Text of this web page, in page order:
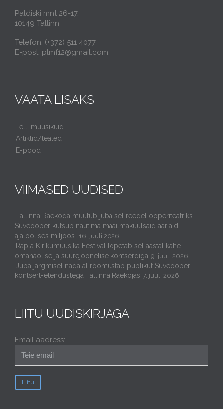
Paldiski mnt 26-17,
10149 Tallinn
Telefon: (+372) 511 4077
E-post: plmf12@gmail.com
VAATA LISAKS
Telli muusikuid
Artiklid/teated
E-pood
VIIMASED UUDISED
Tallinna Raekoda muutub juba sel reedel ooperiteatriks –
Suveooper kutsub nautima maailmakuulsaid aariaid
ajaloolises miljöös. 16. juuli 2026
Rapla Kirikumuusika Festival lõpetab sel aastal kahe
omanäolise ja suurejoonelise kontserdiga 9. juuli 2026
Juba järgmisel nädalal rõõmustab publikut Suveooper
kontsert-etendustega Tallinna Raekojas 7. juuli 2026
LIITU UUDISKIRJAGA
Email aadress: